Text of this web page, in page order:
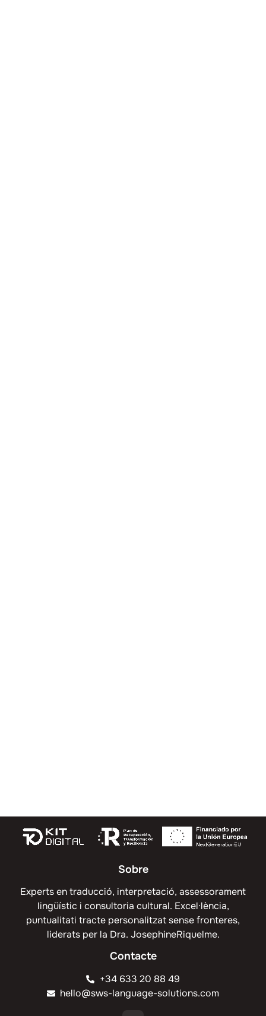
Sobre
Experts en traducció, interpretació, assessorament
lingüístic i consultoria cultural. Excel·lència,
puntualitati tracte personalitzat sense fronteres,
liderats per la Dra. JosephineRiquelme.
Contacte
+34 633 20 88 49
hello@sws-language-solutions.com